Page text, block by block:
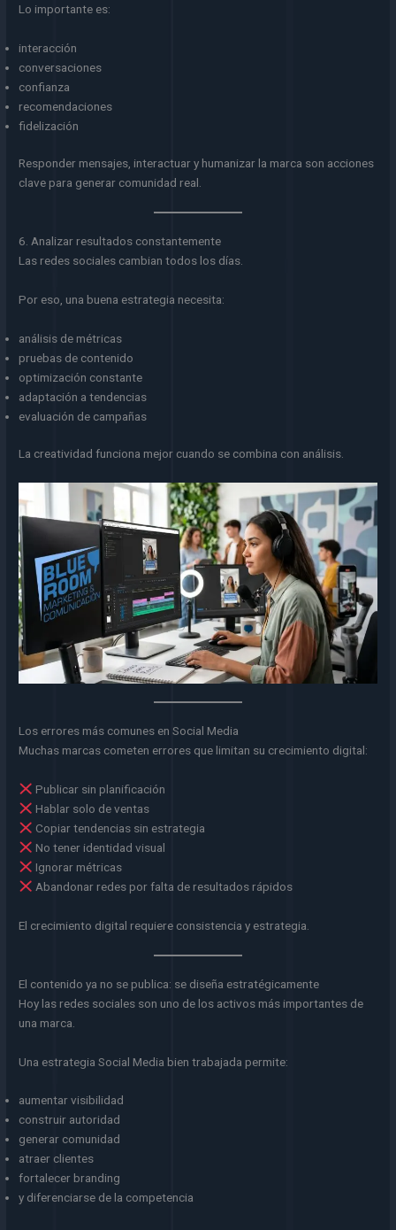
Lo importante es:
interacción
conversaciones
confianza
recomendaciones
fidelización
Responder mensajes, interactuar y humanizar la marca son acciones
clave para generar comunidad real.
6. Analizar resultados constantemente
Las redes sociales cambian todos los días.
Por eso, una buena estrategia necesita:
análisis de métricas
pruebas de contenido
optimización constante
adaptación a tendencias
evaluación de campañas
La creatividad funciona mejor cuando se combina con análisis.
Los errores más comunes en Social Media
Muchas marcas cometen errores que limitan su crecimiento digital:
Publicar sin planificación
Hablar solo de ventas
Copiar tendencias sin estrategia
No tener identidad visual
Ignorar métricas
Abandonar redes por falta de resultados rápidos
El crecimiento digital requiere consistencia y estrategia.
El contenido ya no se publica: se diseña estratégicamente
Hoy las redes sociales son uno de los activos más importantes de
una marca.
Una estrategia Social Media bien trabajada permite:
aumentar visibilidad
construir autoridad
generar comunidad
atraer clientes
fortalecer branding
y diferenciarse de la competencia